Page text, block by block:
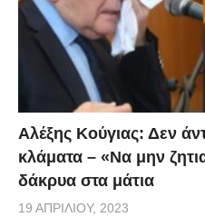
Αλέξης Κούγιας: Δεν
κλάματα – «Να μην
δάκρυα στα μάτια
19 ΑΠΡΙΛΊΟΥ, 2023